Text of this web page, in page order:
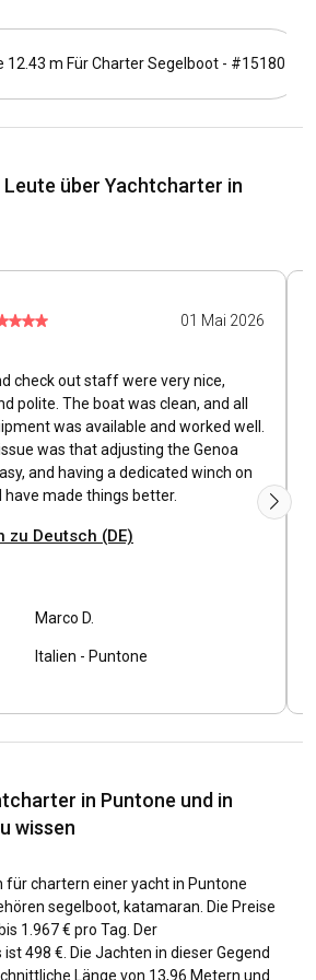
verfügbaren Mietwagen. Für einen
es sich an, von benachbarten
di Grosseto oder Civitavecchia aus zu
genießen, während Sie inmitten der
kreuzen.
Puntone ist die perfekte Basis, um den
Segelrouten Italiens. Segeln Sie zu
oder Capraia, um ihre majestätischen
Strände und kulinarischen Genüsse zu
eintägigen Bootsverleih in Puntone ist
eine gute Wahl, die klares Wasser
bietet.
Zeit, um eine Yacht in Puntone zu
das Klima angenehm ist und die
gerade richtig für ein gutes
Verfügbarkeit von Bootsverleihoptionen
und Segelbedingungen in
ist typisch mediterran mit heißen
Wintern. Die Segelsaison ist geprägt
minimalen Gezeiten und ruhigen
sicheres, komfortables Segeln. Der
12.43 m Für Charter Segelboot - #15180
Leute über Yachtcharter in
01 Mai 2026
check out staff were very nice,
polite. The boat was clean, and all
was available and worked well.
was that adjusting the Genoa
and having a dedicated winch on
have made things better.
zu Deutsch (DE)
Marco D.
Italien - Puntone
in Puntone und in
wissen
für chartern einer yacht in Puntone
segelboot, katamaran. Die Preise
1.967 € pro Tag. Der
498 €. Die Jachten in dieser Gegend
Länge von 13,96 Metern und